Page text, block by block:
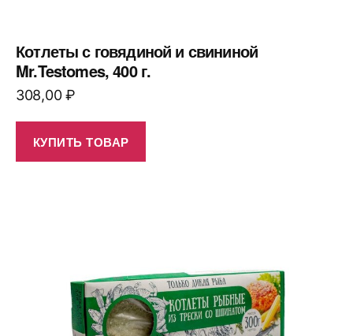
Котлеты с говядиной и свининой
Mr.Testomes, 400 г.
308,00₽
КУПИТЬ ТОВАР